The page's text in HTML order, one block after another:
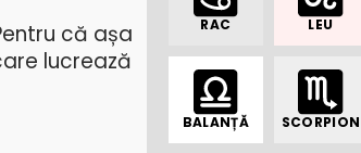
că așa
lucrează
RAC LEU
BALANȚĂ SCORPION